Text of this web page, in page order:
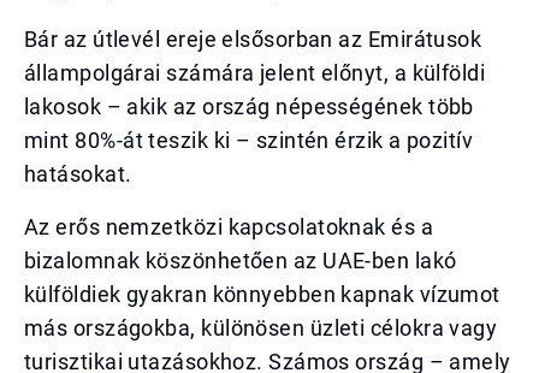
Bár az útlevél ereje elsősorban az Emirátusok
állampolgárai számára jelent előnyt, a külföldi
lakosok – akik az ország népességének több
mint 80%-át teszik ki – szintén érzik a pozitív
hatásokat.
Az erős nemzetközi kapcsolatoknak és a
bizalomnak köszönhetően az UAE-ben lakó
külföldiek gyakran könnyebben kapnak vízumot
más országokba, különösen üzleti célokra vagy
turisztikai utazásokhoz. Számos ország – amely